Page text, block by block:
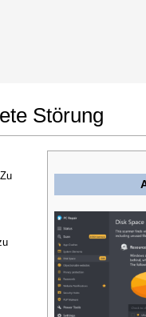
Störung